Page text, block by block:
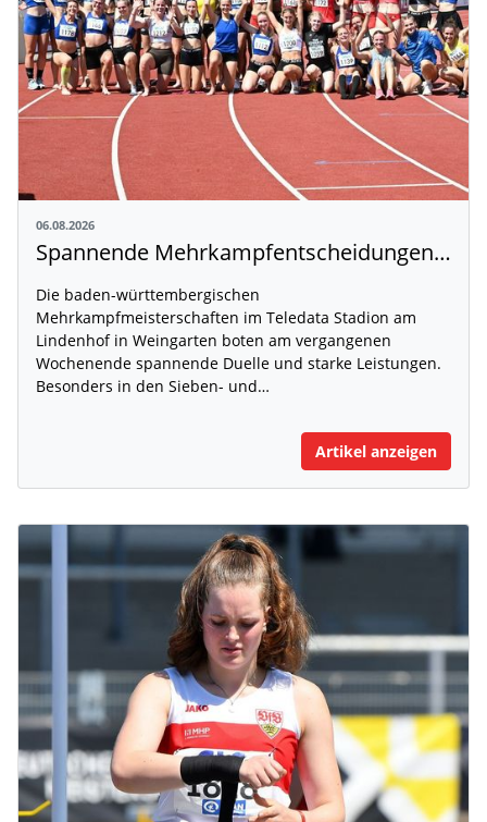
06.08.2026
Spannende Mehrkampfentscheidungen in Weingarten
Die baden-württembergischen
Mehrkampfmeisterschaften im Teledata Stadion am
Lindenhof in Weingarten boten am vergangenen
Wochenende spannende Duelle und starke Leistungen.
Besonders in den Sieben- und…
Artikel anzeigen